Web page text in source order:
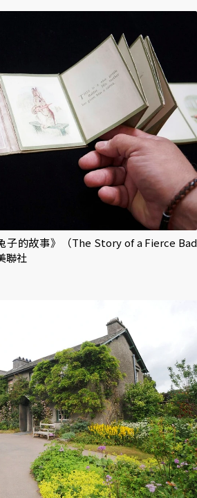
子的故事》（The Story of a Fierce Bad
美聯社